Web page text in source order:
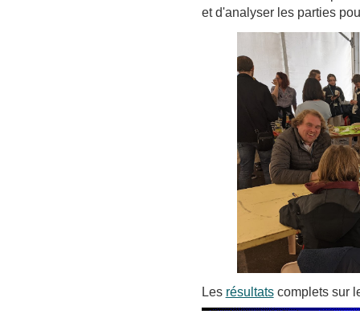
et d'analyser les parties
Les résultatscomplets sur